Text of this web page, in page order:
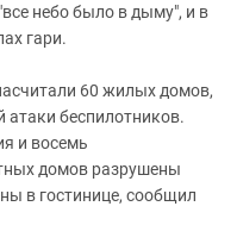
небо было в дыму", и в
гари.
60 жилых домов,
атаки беспилотников.
и восемь
домов разрушены
в гостинице, сообщил